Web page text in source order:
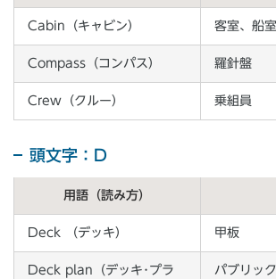
Cabin（キャビン） 客室、船室
Compass（コンパス） 羅針盤
Crew（クルー） 乗組員
頭文字：D
用語（読み方）
Deck （デッキ） 甲板
Deck plan（デッキ･プラ パブリッ